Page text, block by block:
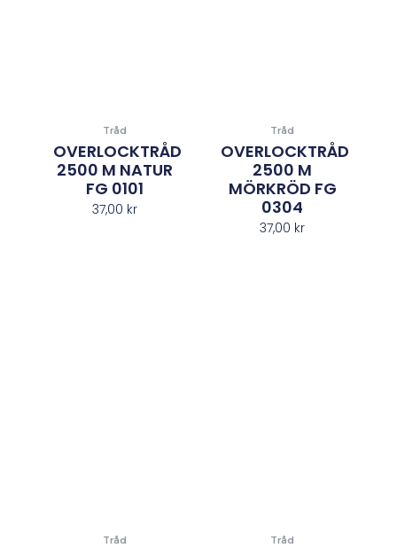
Tråd
OVERLOCKTRÅD
2500 M NATUR
FG 0101
37,00 kr
Tråd
OVERLOCKTRÅD
2500 M
MÖRKRÖD FG
0304
37,00 kr
Tråd Tråd